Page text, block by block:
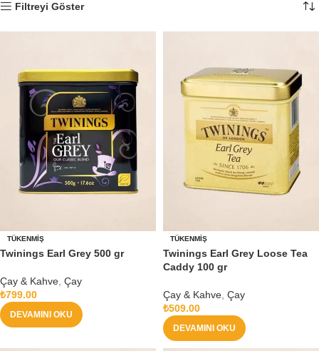
Filtreyi Göster
TÜKENMIŞ
Twinings Earl Grey 500 gr
Çay & Kahve Çay
₺799.00
DEVAMINI OKU
TÜKENMIŞ
Twinings Earl Grey Loose Tea
Caddy 100 gr
Çay & Kahve Çay
₺509.00
DEVAMINI OKU